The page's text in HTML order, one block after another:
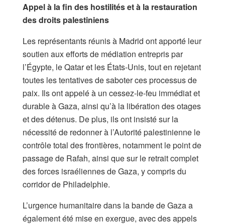
Appel à la fin des hostilités et à la restauration
des droits palestiniens
Les représentants réunis à Madrid ont apporté leur
soutien aux efforts de médiation entrepris par
l’Égypte, le Qatar et les États-Unis, tout en rejetant
toutes les tentatives de saboter ces processus de
paix. Ils ont appelé à un cessez-le-feu immédiat et
durable à Gaza, ainsi qu’à la libération des otages
et des détenus. De plus, ils ont insisté sur la
nécessité de redonner à l’Autorité palestinienne le
contrôle total des frontières, notamment le point de
passage de Rafah, ainsi que sur le retrait complet
des forces israéliennes de Gaza, y compris du
corridor de Philadelphie.
L’urgence humanitaire dans la bande de Gaza a
également été mise en exergue, avec des appels